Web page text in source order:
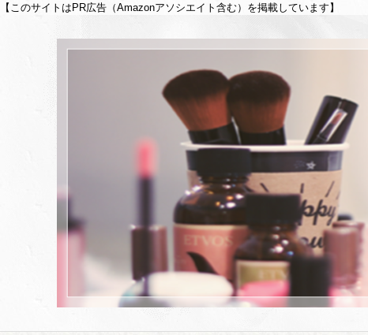
【このサイトはPR広告（Amazonアソシエイト含む）を掲載しています】